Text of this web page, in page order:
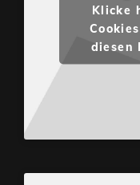
Klicke
diesen